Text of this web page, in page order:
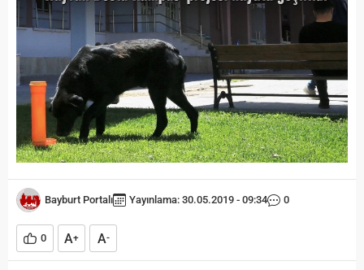
Bayburt Portalı Yayınlama: 30.05.2019 - 09:34 0
0 A+ A-